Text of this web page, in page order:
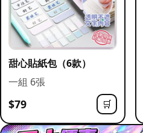
甜心貼紙包（6款）
一組 6張
$79 🛒